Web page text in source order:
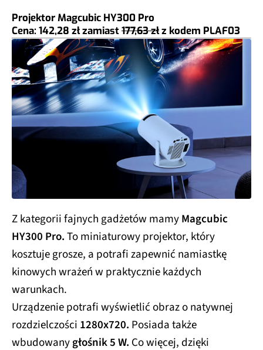
Projektor Magcubic HY300 Pro
Cena: 142,28 złzamiast177,63 złz kodem PLAF03
Z kategorii fajnych gadżetów mamyMagcubic
HY300 Pro.To miniaturowy projektor, który
kosztuje grosze, a potrafi zapewnić namiastkę
kinowych wrażeń w praktycznie każdych
warunkach.
Urządzenie potrafi wyświetlić obraz o natywnej
rozdzielczości 1280x720. Posiada także
wbudowanygłośnik 5 W. Co więcej, dzięki